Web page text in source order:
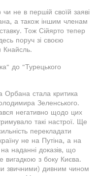
не в першій своїй заяві
а також іншим членам
Тож Сійярто тепер
поруч зі своєю
Кнайсль.
до "Турецького
Орбана стала критика
Зеленського.
негативно щодо цих
такі настрої. Ще
перекладати
не на Путіна, а на
наданні доказів, що
вигадкою з боку Києва.
звичними) дивним чином